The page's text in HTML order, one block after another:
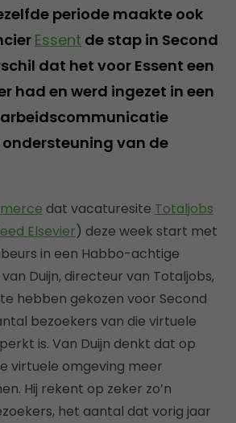
periode maakte ook
Essent de stap in Second
dat het voor Essent een
had en werd ingezet in een
van de
dat vacaturesite Totaljobs
Elsevier) deze week start met
in een Habbo-achtige
Duijn, directeur van Totaljobs,
hebben gekozen voor Second
bezoekers van die virtuele
is. Van Duijn denkt dat op
virtuele omgeving meer
Hij rekent op zeker zo’n
het aantal dat vorig jaar